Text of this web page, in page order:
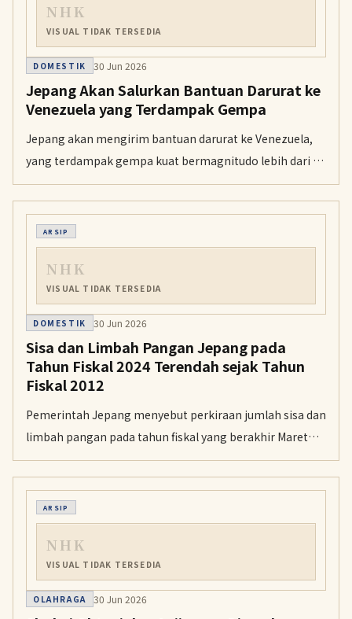
NHK
VISUAL TIDAK TERSEDIA
DOMESTIK 30 Jun 2026
Jepang Akan Salurkan Bantuan Darurat ke
Venezuela yang Terdampak Gempa
Jepang akan mengirim bantuan darurat ke Venezuela,
yang terdampak gempa kuat bermagnitudo lebih dari 7
pada 24 Juni. Bantuan itu disalurkan melalui Japan
International Cooperation Agency (JICA) atas
permintaan Venezuela.
ARSIP
NHK
VISUAL TIDAK TERSEDIA
DOMESTIK 30 Jun 2026
Sisa dan Limbah Pangan Jepang pada
Tahun Fiskal 2024 Terendah sejak Tahun
Fiskal 2012
Pemerintah Jepang menyebut perkiraan jumlah sisa dan
limbah pangan pada tahun fiskal yang berakhir Maret
2025 berada di level terendah sejak pencatatan dengan
format saat ini dimulai pada tahun fiskal 2012. Namun,
angka itu masih belum mencapai target penurunan
yang ditetapkan pemerintah.
ARSIP
NHK
VISUAL TIDAK TERSEDIA
OLAHRAGA 30 Jun 2026